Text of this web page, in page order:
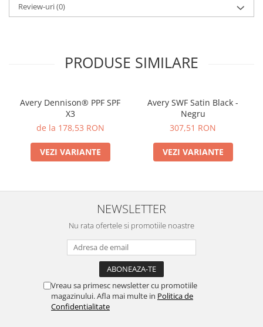
Review-uri(0)
PRODUSE SIMILARE
Avery Dennison® PPF SPF
X3
de la 178,53 RON
VEZI VARIANTE
Avery SWF Satin Black -
Negru
307,51 RON
VEZI VARIANTE
NEWSLETTER
Nu rata ofertele si promotiile noastre
Vreau sa primesc newsletter cu promotiile
magazinului. Afla mai multe in Politica de
Confidentialitate